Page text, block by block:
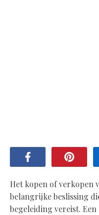
Het kopen of verkopen
belangrijke beslissing
begeleiding vereist.